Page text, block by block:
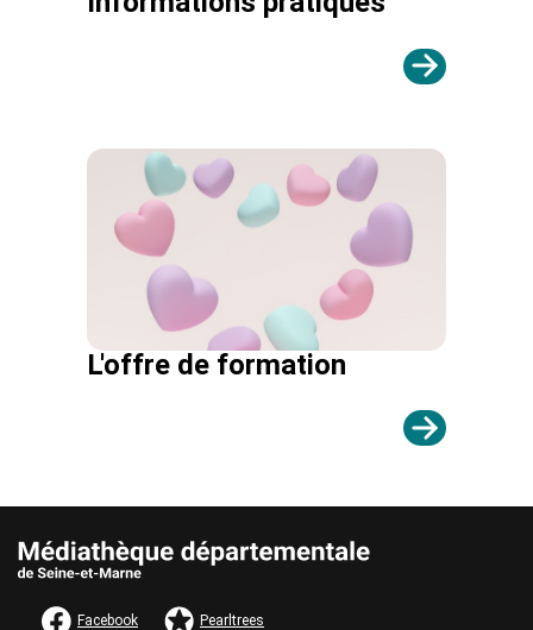
Actions culturelles
Tutoriels Syrtis
Veille professionnelle
L'offre de formation
AUTRES INFORMATIONS ET MENTIONS LÉGALES
Facebook Pearltrees